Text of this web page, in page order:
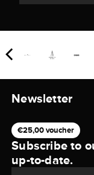
Newsletter
€25,00 voucher
Subscribe to
up-to-date.